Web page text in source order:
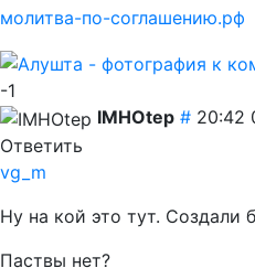
молитва-по-соглашению.рф
-1
IMHOtep # 20:42
Ответить
vg_m
Ну на кой это тут. Создали
Паствы нет?